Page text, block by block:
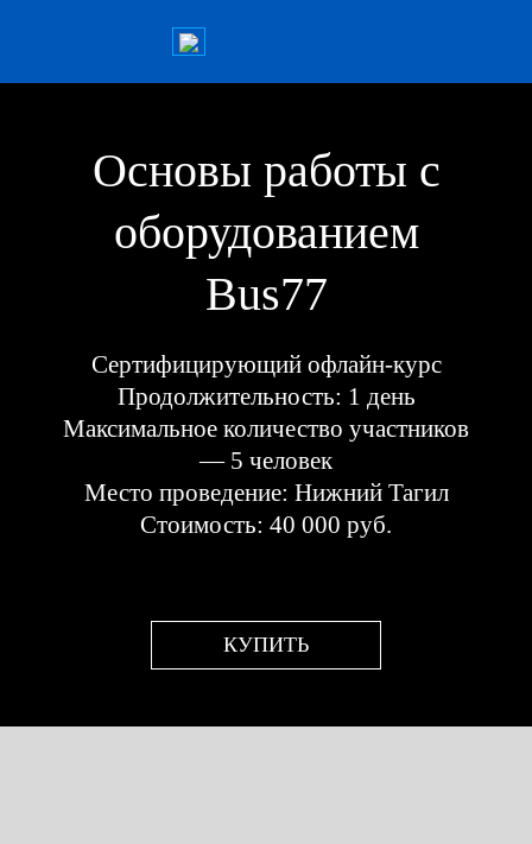
Основы работы с
оборудованием
Bus77
Сертифицирующий офлайн-курс
Продолжительность: 1 день
Максимальное количество участников
— 5 человек
Место проведение: Нижний Тагил
Стоимость: 40 000 руб.
КУПИТЬ